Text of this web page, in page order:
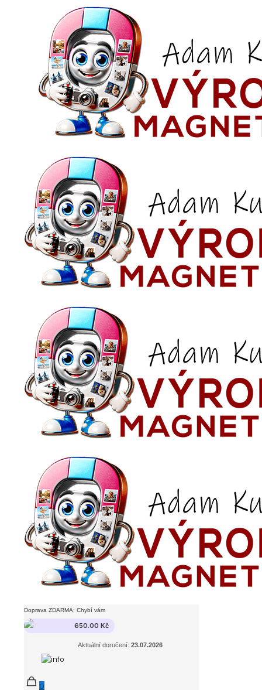
Doprava ZDARMA: Chybí vám
650.00 Kč
Aktuální doručení: 23.07.2026
0